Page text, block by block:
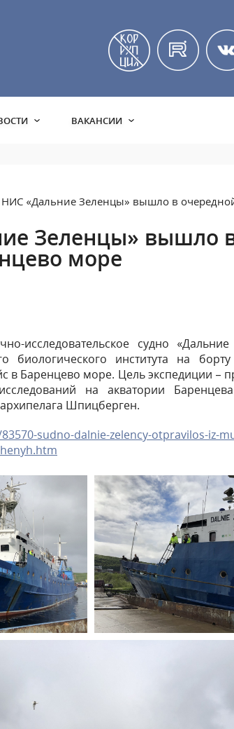
ВАКАНСИИ
НИС «Дальние Зеленцы» вышло в
Зеленцы» вышло
море
исследовательское судно
биологического института на
в Баренцево море. Цель экспедиции –
на акватории
Шпицберген.
sudno-dalnie-zelency-otpravilos-iz-